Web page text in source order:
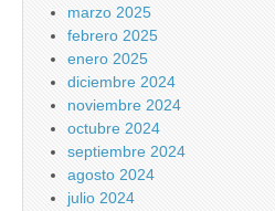
marzo 2025
febrero 2025
enero 2025
diciembre 2024
noviembre 2024
octubre 2024
septiembre 2024
agosto 2024
julio 2024